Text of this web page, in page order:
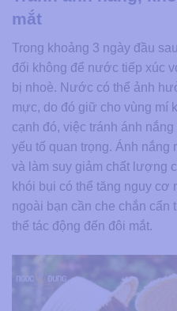
mắt
Trong khoảng 3 ngày đầu
đối không để nước tiếp xúc
bị nhoè. Nước có thể ảnh
mực, do đó giữ cho vùng mí
cạnh đó, việc tránh ánh
yếu tố quan trọng. Ánh nắng
và làm suy giảm chất lượng
khói bụi có thể tăng nguy cơ
ngoài bạn cần che chắn cẩn
thể tác động đến đôi mắt.